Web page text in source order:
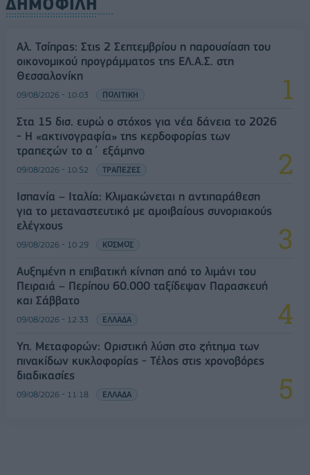
Αλ. Τσίπρας: Στις 2 Σεπτεμβρίου η παρουσίαση του
οικονομικού προγράμματος της ΕΛ.Α.Σ. στη
Θεσσαλονίκη
09/08/2026 - 10:03 ΠΟΛΙΤΙΚΗ
Στα 15 δισ. ευρώ ο στόχος για νέα δάνεια το 2026
- Η «ακτινογραφία» της κερδοφορίας των
τραπεζών το α΄ εξάμηνο
09/08/2026 - 10:52 ΤΡΑΠΕΖΕΣ
Ισπανία – Ιταλία: Κλιμακώνεται η αντιπαράθεση
για το μεταναστευτικό με αμοιβαίους συνοριακούς
ελέγχους
09/08/2026 - 10:29 ΚΟΣΜΟΣ
Αυξημένη η επιβατική κίνηση από το λιμάνι του
Πειραιά – Περίπου 60.000 ταξίδεψαν Παρασκευή
και Σάββατο
09/08/2026 - 12:33 ΕΛΛΑΔΑ
Υπ. Μεταφορών: Οριστική λύση στο ζήτημα των
πινακίδων κυκλοφορίας - Τέλος στις χρονοβόρες
διαδικασίες
09/08/2026 - 11:18 ΕΛΛΑΔΑ